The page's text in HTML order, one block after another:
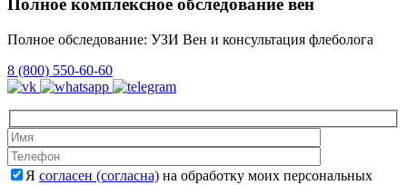
Полное комплексное обследование вен
Полное обследование: УЗИ Вен и консультация флеболога
8 (800) 550-60-60
Я согласен (согласна) на обработку моих персональных